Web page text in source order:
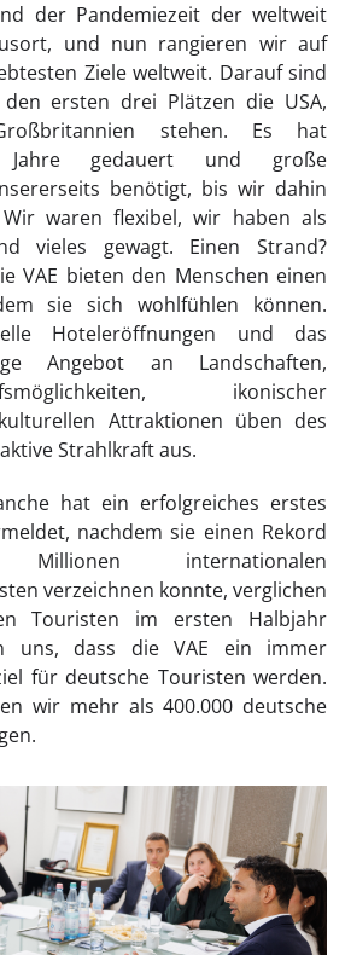
der Pandemiezeit der weltweit
und nun rangieren wir auf
Ziele weltweit. Darauf sind
ersten drei Plätzen die USA,
stehen. Es hat
gedauert und große
benötigt, bis wir dahin
waren flexibel, wir haben als
vieles gewagt. Einen Strand?
VAE bieten den Menschen einen
sie sich wohlfühlen können.
Hoteleröffnungen und das
Angebot an Landschaften,
ikonischer
Attraktionen üben des
Strahlkraft aus.
hat ein erfolgreiches erstes
nachdem sie einen Rekord
internationalen
verzeichnen konnte, verglichen
Touristen im ersten Halbjahr
uns, dass die VAE ein immer
für deutsche Touristen werden.
wir mehr als 400.000 deutsche